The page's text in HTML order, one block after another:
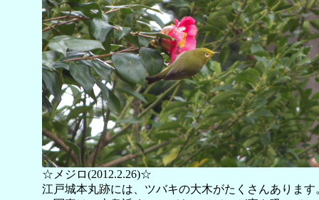
☆メジロ(2012.2.26)☆
江戸城本丸跡には、ツバキの大木がたくさんあります